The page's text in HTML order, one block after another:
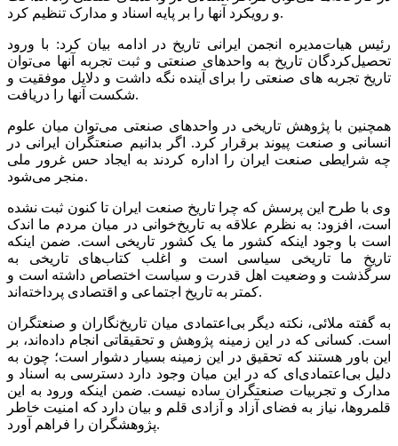
و رویکرد آنها را بر پایه اسناد و مدارک تنظیم کرد.
رئیس هیات‌مدیره انجمن ایرانی تاریخ در ادامه بیان کرد: با ورود
تحصیل‌کردگان تاریخ به واحد‌های صنعتی و ثبت تجربه آنها می‌توان
تاریخ تجربه های صنعتی را برای آینده نگه داشت و دلایل موفقیت و
شکست آنها را دریافت.
همچنین با پژوهش تاریخی در واحد‌های صنعتی می‌توان میان علوم
انسانی و صنعت پیوند برقرار کرد. اگر بدانیم صنعتگران ایرانی در
چه شرایطی صنعت ایران را اداره کردند به ایجاد حس غرور ملی
منجر می‌شود.
وی با طرح این پرسش که چرا تاریخ صنعت ایران تا کنون ثبت نشده
است، افزود: به نظرم علاقه به تاریخ‌خوانی در میان مردم ما اندک
است با وجود اینکه کشور ما یک کشور تاریخی است. ضمن اینکه
تاریخ ما تاریخی سیاسی است و اغلب کتاب‌های تاریخی به
سرگذشت و وضعیت اهل قدرت و سیاست اختصاص داشته است و
کمتر به تاریخ اجتماعی و اقتصادی پرداخته‌اند.
به گفته ملائی، نکته دیگر بی‌اعتمادی میان تاریخ‌نگاران و صنعتگران
است. کسانی که در این زمینه پژوهش‌ و تحقیقاتی انجام داده‌اند، بر
این باور هستند که تحقیق در این زمینه بسیار دشوار است؛ چون به
دلیل بی‌اعتمادی‌ای که در این میان وجود دارد دسترسی به اسناد و
مدارک و تجربیات صنعتگران ساده نیست. ضمن اینکه ورود به این
قلمروها، نیاز به فضای آزاد و آزادی قلم و بیان دارد که امنیت خاطر
پژوهشگران را فراهم آورد.